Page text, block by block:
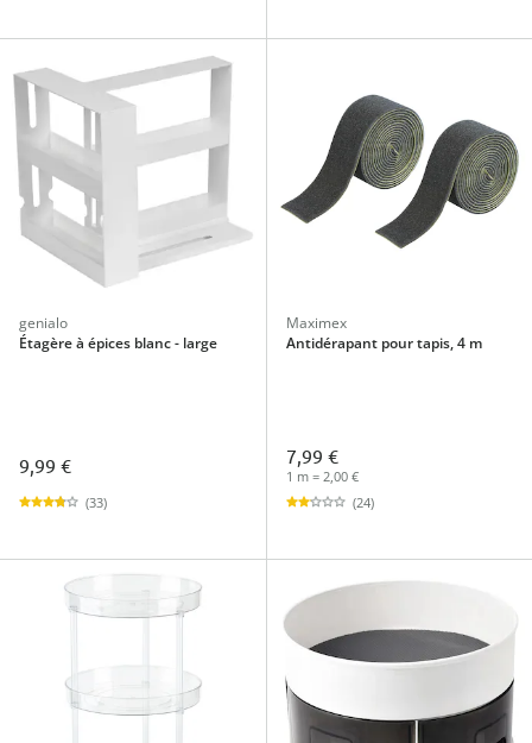
genialo
Étagère à épices blanc - large
9,99 €
(33)
Maximex
Antidérapant pour tapis, 4 m
7,99 €
1 m = 2,00 €
(24)